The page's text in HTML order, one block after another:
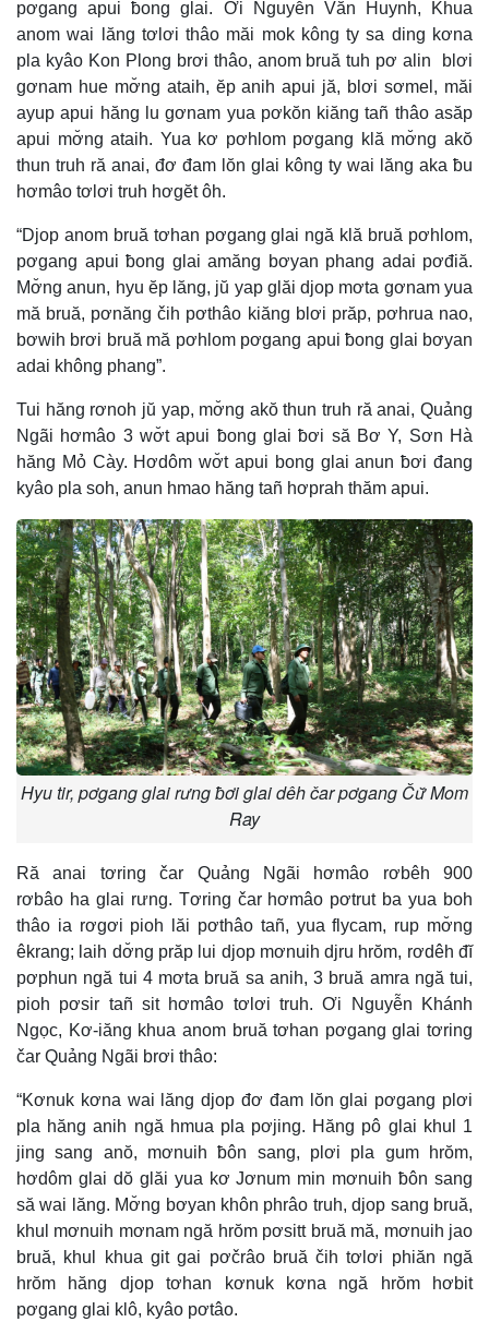
pơgang apui ƀong glai. Ơi Nguyễn Văn Huynh, Khua
anom wai lăng tơlơi thâo măi mok kông ty sa ding kơna
pla kyâo Kon Plong brơi thâo, anom bruă tuh pơ alin blơi
gơnam hue mơ̆ng ataih, ĕp anih apui jă, blơi sơmel, măi
ayup apui hăng lu gơnam yua pơkŏn kiăng tañ thâo asăp
apui mơ̆ng ataih. Yua kơ pơhlom pơgang klă mơ̆ng akŏ
thun truh ră anai, đơ đam lŏn glai kông ty wai lăng aka ƀu
hơmâo tơlơi truh hơgĕt ôh.
“Djop anom bruă tơhan pơgang glai ngă klă bruă pơhlom,
pơgang apui ƀong glai amăng bơyan phang adai pơđiă.
Mơ̆ng anun, hyu ĕp lăng, jŭ yap glăi djop mơta gơnam yua
mă bruă, pơnăng čih pơthâo kiăng blơi prăp, pơhrua nao,
bơwih brơi bruă mă pơhlom pơgang apui ƀong glai bơyan
adai không phang”.
Tui hăng rơnoh jŭ yap, mơ̆ng akŏ thun truh ră anai, Quảng
Ngãi hơmâo 3 wơ̆t apui ƀong glai ƀơi să Bơ Y, Sơn Hà
hăng Mỏ Cày. Hơdôm wơ̆t apui bong glai anun ƀơi đang
kyâo pla soh, anun hmao hăng tañ hơprah thăm apui.
Hyu tir, pơgang glai rưng ƀơi glai dêh čar pơgang Čư̆ Mom
Ray
Ră anai tơring čar Quảng Ngãi hơmâo rơbêh 900
rơbâo ha glai rưng. Tơring čar hơmâo pơtrut ba yua boh
thâo ia rơgơi pioh lăi pơthâo tañ, yua flycam, rup mơ̆ng
êkrang; laih dơ̆ng prăp lui djop mơnuih djru hrŏm, rơdêh đĭ
pơphun ngă tui 4 mơta bruă sa anih, 3 bruă amra ngă tui,
pioh pơsir tañ sit hơmâo tơlơi truh. Ơi Nguyễn Khánh
Ngọc, Kơ-iăng khua anom bruă tơhan pơgang glai tơring
čar Quảng Ngãi brơi thâo:
“Kơnuk kơna wai lăng djop đơ đam lŏn glai pơgang plơi
pla hăng anih ngă hmua pla pơjing. Hăng pô glai khul 1
jing sang anŏ, mơnuih ƀôn sang, plơi pla gum hrŏm,
hơdôm glai dŏ glăi yua kơ Jơnum min mơnuih ƀôn sang
să wai lăng. Mơ̆ng bơyan khôn phrâo truh, djop sang bruă,
khul mơnuih mơnam ngă hrŏm pơsitt bruă mă, mơnuih jao
bruă, khul khua git gai pơčrâo bruă čih tơlơi phiăn ngă
hrŏm hăng djop tơhan kơnuk kơna ngă hrŏm hơbit
pơgang glai klô, kyâo pơtâo.